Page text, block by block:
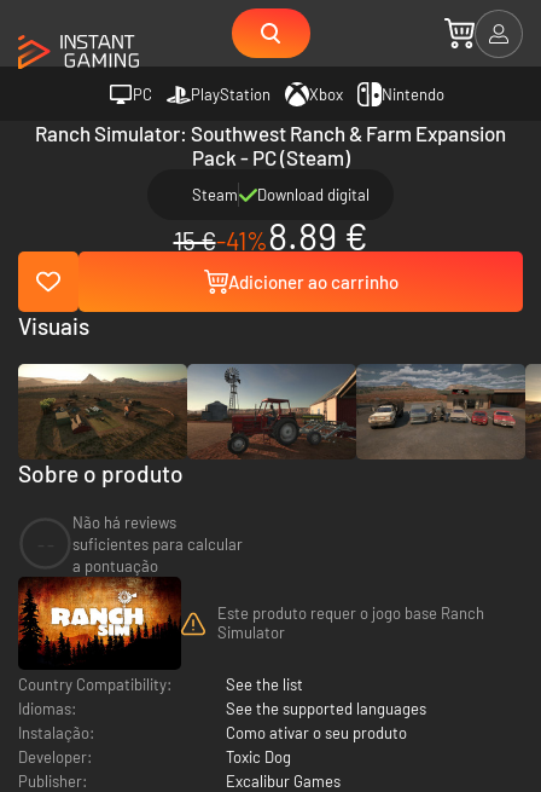
PC PlayStation Xbox Nintendo
Ranch Simulator: Southwest Ranch & Farm Expansion
Pack - PC (Steam)
Steam Download digital
15 €-41%8.89 €
Adicioner ao carrinho
Sobre o produto
Não há reviews
suficientes para calcular
a pontuação
Este produto requer o jogo base Ranch
Simulator
Country Compatibility:
See the list
Idiomas:
See the supported languages
Instalação:
Como ativar o seu produto
Developer:
Toxic Dog
Publisher:
Excalibur Games
Visuais